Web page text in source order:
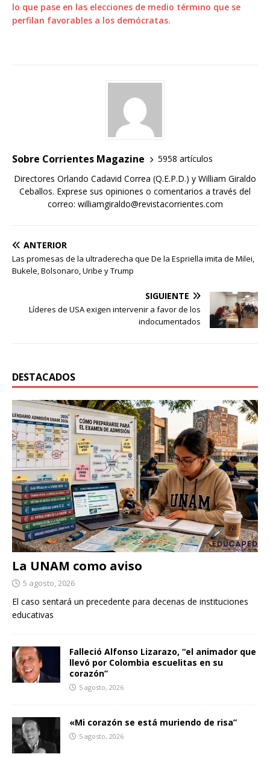
lo que pase en las elecciones de medio término que se
perfilan favorables a los demócratas.
Sobre Corrientes Magazine
5958 artículos
Directores Orlando Cadavid Correa (Q.E.P.D.) y William Giraldo
Ceballos. Exprese sus opiniones o comentarios a través del
correo: williamgiraldo@revistacorrientes.com
ANTERIOR
Las promesas de la ultraderecha que De la Espriella imita de Milei,
Bukele, Bolsonaro, Uribe y Trump
SIGUIENTE
Líderes de USA exigen intervenir a favor de los
indocumentados
DESTACADOS
La UNAM como aviso
5 agosto, 2026
El caso sentará un precedente para decenas de instituciones
educativas
Falleció Alfonso Lizarazo, “el animador que
llevó por Colombia escuelitas en su
corazón”
5 agosto, 2026
«Mi corazón se está muriendo de risa”
5 agosto, 2026